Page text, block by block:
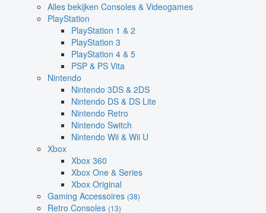
Alles bekijken Consoles & Videogames
PlayStation
PlayStation 1 & 2
PlayStation 3
PlayStation 4 & 5
PSP & PS Vita
Nintendo
Nintendo 3DS & 2DS
Nintendo DS & DS Lite
Nintendo Retro
Nintendo Switch
Nintendo Wii & Wii U
Xbox
Xbox 360
Xbox One & Series
Xbox Original
Gaming Accessoires (38)
Retro Consoles (13)